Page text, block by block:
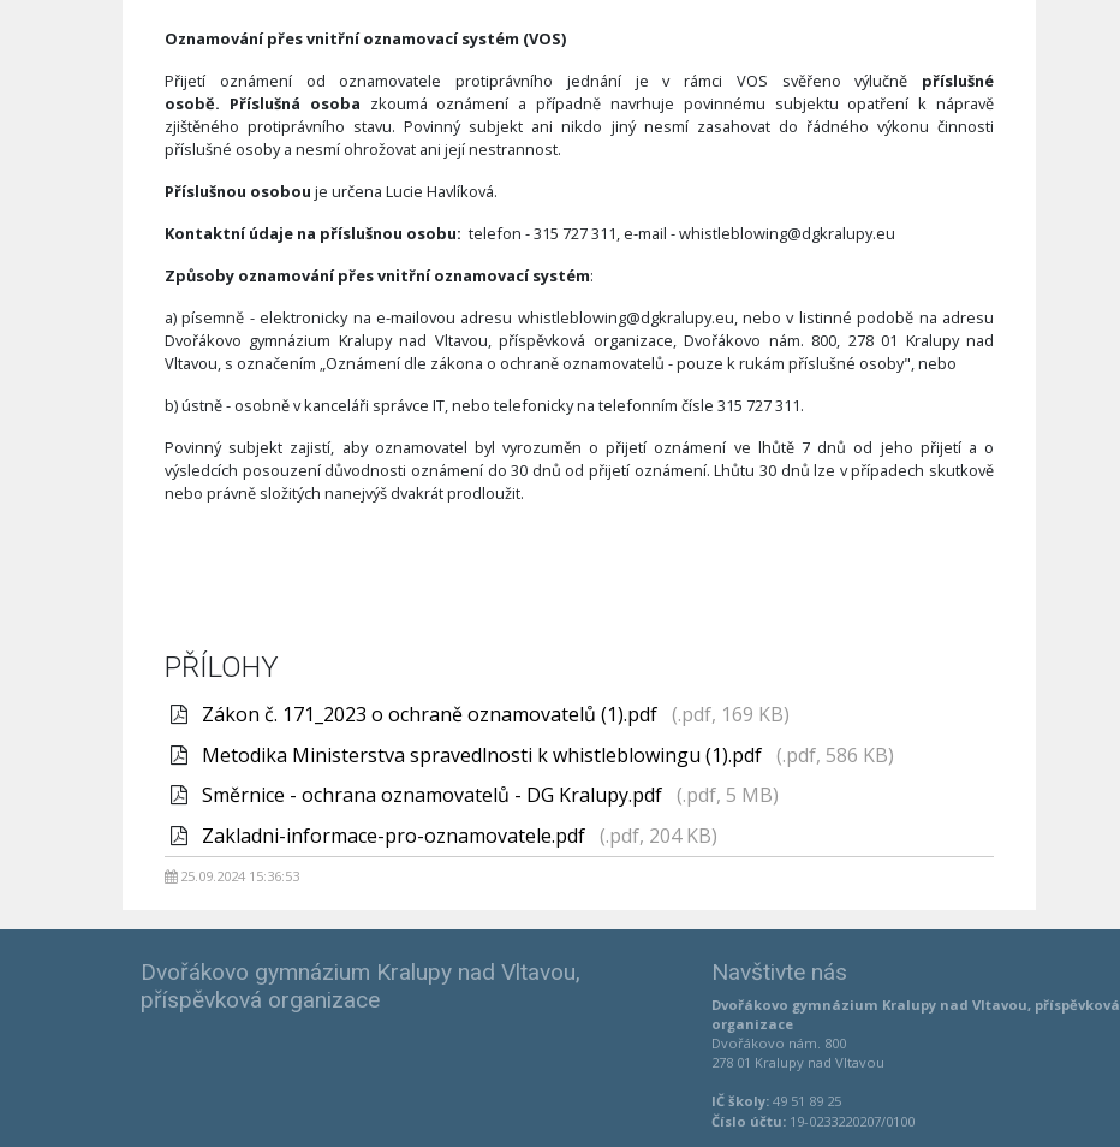
Oznamování přes vnitřní oznamovací systém (VOS)
Přijetí oznámení od oznamovatele protiprávního jednání je v rámci VOS svěřeno výlučně příslušné
osobě. Příslušná osoba zkoumá oznámení a případně navrhuje povinnému subjektu opatření k nápravě
zjištěného protiprávního stavu. Povinný subjekt ani nikdo jiný nesmí zasahovat do řádného výkonu činnosti
příslušné osoby a nesmí ohrožovat ani její nestrannost.
Příslušnou osobou je určena Lucie Havlíková.
Kontaktní údaje na příslušnou osobu: telefon - 315 727 311, e-mail - whistleblowing@dgkralupy.eu
Způsoby oznamování přes vnitřní oznamovací systém:
a) písemně - elektronicky na e-mailovou adresu whistleblowing@dgkralupy.eu, nebo v listinné podobě na adresu
Dvořákovo gymnázium Kralupy nad Vltavou, příspěvková organizace, Dvořákovo nám. 800, 278 01 Kralupy nad
Vltavou, s označením „Oznámení dle zákona o ochraně oznamovatelů - pouze k rukám příslušné osoby", nebo
b) ústně - osobně v kanceláři správce IT, nebo telefonicky na telefonním čísle 315 727 311.
Povinný subjekt zajistí, aby oznamovatel byl vyrozuměn o přijetí oznámení ve lhůtě 7 dnů od jeho přijetí a o
výsledcích posouzení důvodnosti oznámení do 30 dnů od přijetí oznámení. Lhůtu 30 dnů lze v případech skutkově
nebo právně složitých nanejvýš dvakrát prodloužit.
PŘÍLOHY
Zákon č. 171_2023 o ochraně oznamovatelů (1).pdf (.pdf, 169 KB)
Metodika Ministerstva spravedlnosti k whistleblowingu (1).pdf (.pdf, 586 KB)
Směrnice - ochrana oznamovatelů - DG Kralupy.pdf (.pdf, 5 MB)
Zakladni-informace-pro-oznamovatele.pdf (.pdf, 204 KB)
25.09.2024 15:36:53
Dvořákovo gymnázium Kralupy nad Vltavou,
příspěvková organizace
Navštivte nás
Dvořákovo gymnázium Kralupy nad Vltavou, příspěvková
organizace
Dvořákovo nám. 800
278 01 Kralupy nad Vltavou
IČ školy: 49 51 89 25
Číslo účtu: 19-0233220207/0100